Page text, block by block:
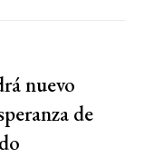
nuevo
de